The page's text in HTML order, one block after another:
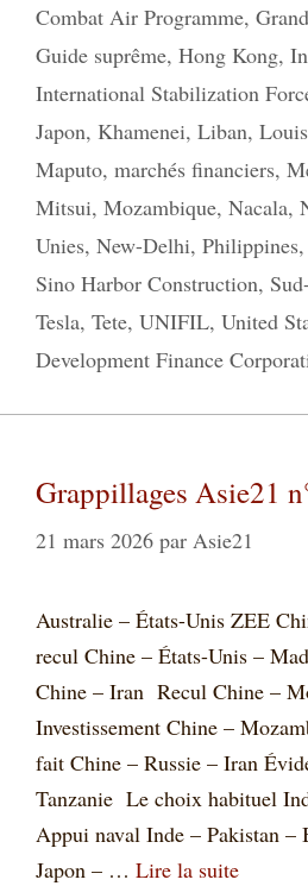
Combat Air Programme,
Guide suprême, Hong Kong,
International Stabilization
Japon, Khamenei, Liban,
Maputo, marchés financiers,
Mitsui, Mozambique, Nacala,
Unies, New-Delhi, Philippines,
Sino Harbor Construction,
Tesla, Tete, UNIFIL, United
Development Finance
Grappillages Asie21
21 mars 2026 par Asie21
Australie – États-Unis ZEE
recul Chine – États-Unis –
Chine – Iran Recul Chine –
Investissement Chine –
fait Chine – Russie – Iran
Tanzanie Le choix habituel
Appui naval Inde – Pakistan –
Japon – … Lire la suite